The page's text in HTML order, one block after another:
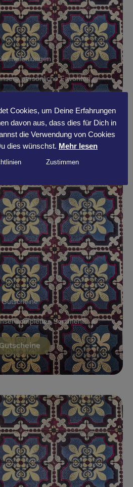
persönliche Favoriten.
Gutscheine
komplettes Sortiment!
Gutscheine
Cookies, um Deine Erfahrungen
davon aus, dass dies für Dich in
die Verwendung von Cookies
dies wünschst. Mehr lesen
Zustimmen